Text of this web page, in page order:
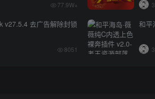
77.9W+
v27.5.4 去广告解除封锁
8051
和平